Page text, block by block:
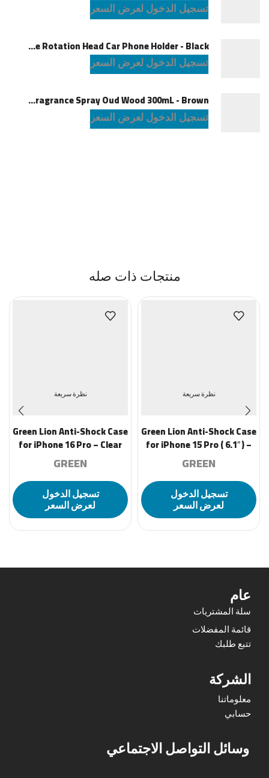
تسجيل الدخول لعرض السعر
Powerology Logan Magsafe 360 Degree Rotation Head Car Phone Holder - Black
تسجيل الدخول لعرض السعر
Green Lion Fragrance Spray Oud Wood 300mL - Brown
تسجيل الدخول لعرض السعر
منتجات ذات صله
نظرة سريعة
Green Lion Anti-Shock Case
for iPhone 15 Pro ( 6.1″ ) –
Clear
GREEN
تسجيل الدخول
لعرض السعر
نظرة سريعة
Green Lion Anti-Shock Case
for iPhone 16 Pro – Clear
GREEN
تسجيل الدخول
لعرض السعر
عام
سلة المشتريات
قائمة المفضلات
تتبع طلبك
الشركة
معلوماتنا
حسابي
وسائل التواصل الاجتماعي